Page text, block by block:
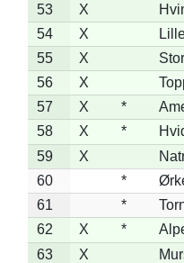
53
X
54
X
55
X
56
X
57
X *
58
X *
59
X
60
*
61
*
62
X *
63
X